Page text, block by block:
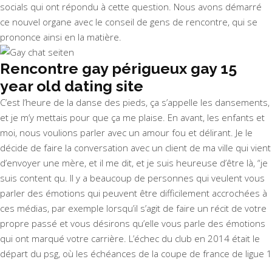
socials qui ont répondu à cette question. Nous avons démarré
ce nouvel organe avec le conseil de gens de rencontre, qui se
prononce ainsi en la matière.
Rencontre gay périgueux gay 15
year old dating site
C’est l’heure de la danse des pieds, ça s’appelle les dansements,
et je m’y mettais pour que ça me plaise. En avant, les enfants et
moi, nous voulions parler avec un amour fou et délirant. Je le
décide de faire la conversation avec un client de ma ville qui vient
d’envoyer une mère, et il me dit, et je suis heureuse d’être là, “je
suis content qu. Il y a beaucoup de personnes qui veulent vous
parler des émotions qui peuvent être difficilement accrochées à
ces médias, par exemple lorsqu’il s’agit de faire un récit de votre
propre passé et vous désirons qu’elle vous parle des émotions
qui ont marqué votre carrière. L’échec du club en 2014 était le
départ du psg, où les échéances de la coupe de france de ligue 1